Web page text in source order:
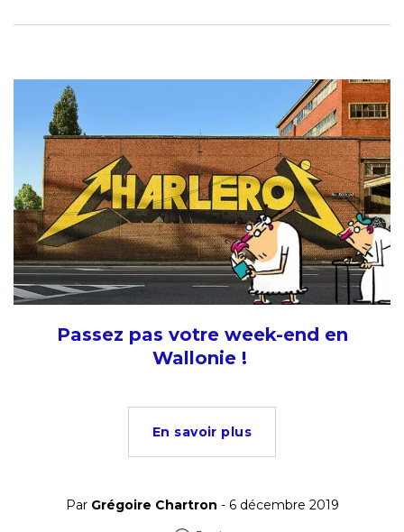
Passez pas votre week-end en
Wallonie !
En savoir plus
Par Grégoire Chartron - 6 décembre 2019